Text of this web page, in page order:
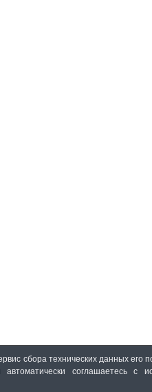
сбора технических данных его
соглашаетесь с